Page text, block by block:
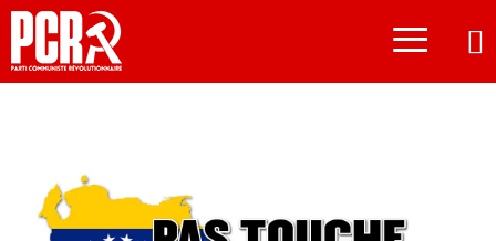
≡